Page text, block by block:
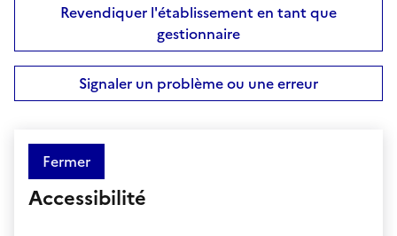
Revendiquer l'établissement en tant que
gestionnaire
Signaler un problème ou une erreur
Fermer
Accessibilité